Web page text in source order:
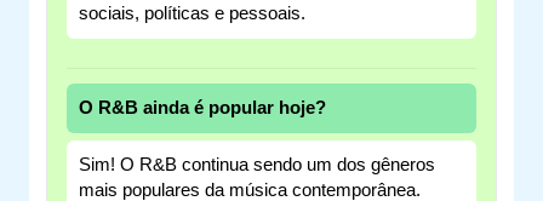
sociais, políticas e pessoais.
O R&B ainda é popular hoje?
Sim! O R&B continua sendo um dos gêneros
mais populares da música contemporânea.